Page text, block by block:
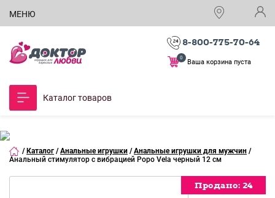
МЕНЮ
8-800-775-70-64
Ваша корзина пуста
0
Каталог товаров
/ Каталог / Анальные игрушки / Анальные игрушки для мужчин /
Анальный стимулятор с вибрацией Pоро Vela черный 12 см
Продано: 24
Продано: 24
Продано: 24
Продано: 24
Продано: 24
Продано: 24
Продано: 24
Продано: 24
Продано: 24
Продано: 24
Продано: 24
Продано: 24
Продано: 24
Продано: 24
Продано: 24